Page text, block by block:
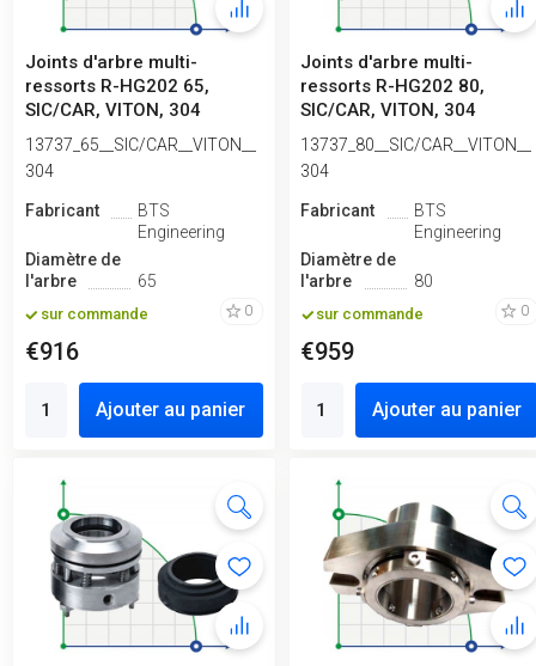
Joints d'arbre multi-
ressorts R-HG202 65,
SIC/CAR, VITON, 304
13737_65__SIC/CAR__VITON__
304
Fabricant
BTS
Engineering
Diamètre de
l'arbre
65
sur commande 0
€916
Ajouter au panier
Joints d'arbre multi-
ressorts R-HG202 80,
SIC/CAR, VITON, 304
13737_80__SIC/CAR__VITON__
304
Fabricant
BTS
Engineering
Diamètre de
l'arbre
80
sur commande 0
€959
Ajouter au panier